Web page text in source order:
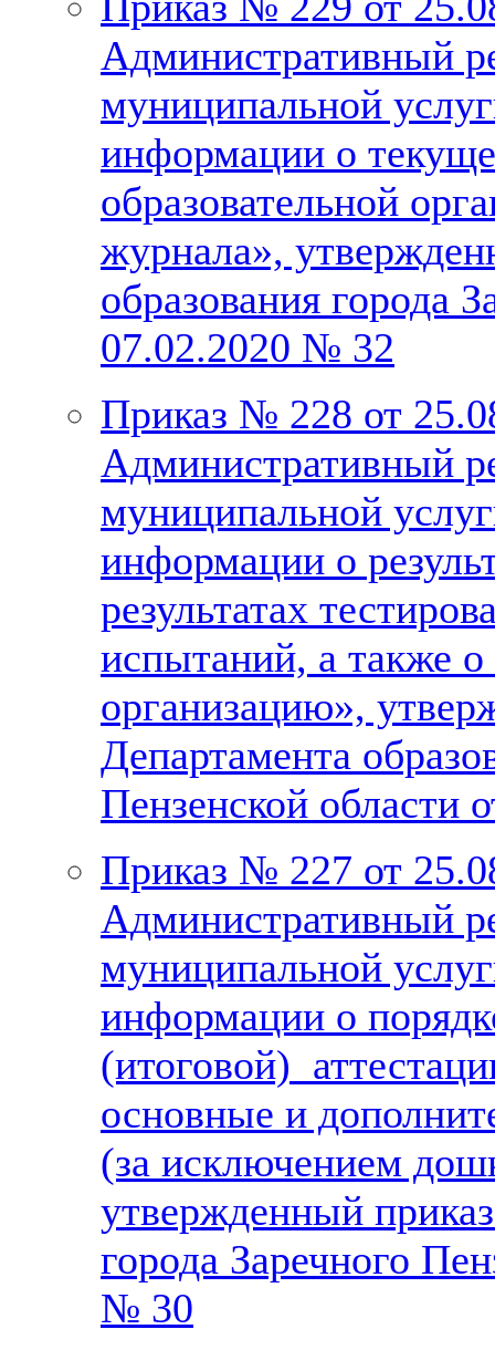
Административный
муниципальной
информации о
образовательной
журнала»,
образования города
07.02.2020 № 32
Приказ № 228 от
Административный
муниципальной
информации о
результатах
испытаний, а также о
организацию»,
Департамента
Пензенской области
Приказ № 227 от
Административный
муниципальной
информации о
(итоговой)
основные и
(за исключением
утвержденный
города Заречного
№ 30